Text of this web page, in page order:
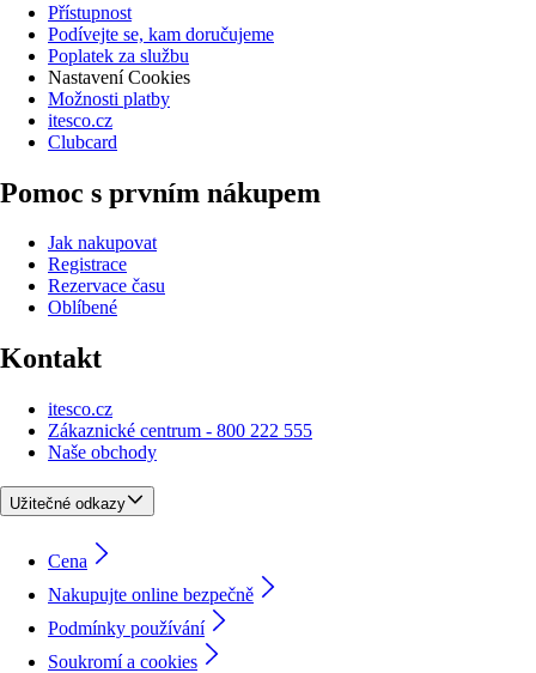
Přístupnost
Podívejte se, kam doručujeme
Poplatek za službu
Nastavení Cookies
Možnosti platby
itesco.cz
Clubcard
Pomoc s prvním nákupem
Jak nakupovat
Registrace
Rezervace času
Oblíbené
Kontakt
itesco.cz
Zákaznické centrum - 800 222 555
Naše obchody
Užitečné odkazy
Cena
Nakupujte online bezpečně
Podmínky používání
Soukromí a cookies